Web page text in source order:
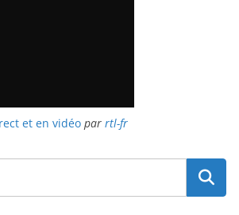
et en vidéo par rtl-fr